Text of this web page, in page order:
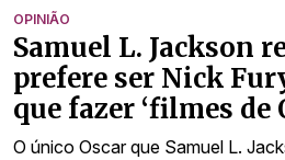
OPINIÃO
Samuel L. Jackson
prefere ser Nick
que fazer ‘filmes de
O único Oscar que Samuel L.